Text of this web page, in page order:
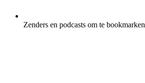
Zenders en podcasts om te bookmarken